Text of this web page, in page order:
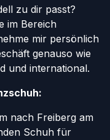
zu dir passt?
im Bereich
mir persönlich
genauso wie
und international.
nach Freiberg am
Schuh für